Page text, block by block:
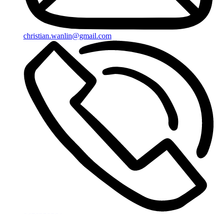
christian.wanlin@gmail.com